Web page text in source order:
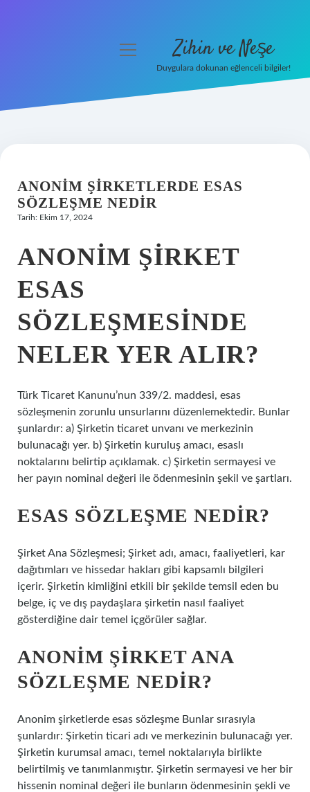
Hakkımızda
menüyü
Zihin ve Neşe
Duygulara dokunan eğlenceli bilgiler!
ANONIM ŞIRKETLERDE ESAS
SÖZLEŞME NEDIR
Tarih: Ekim 17, 2024
ANONIM ŞIRKET
ESAS
SÖZLEŞMESINDE
NELER YER ALIR?
Türk Ticaret Kanunu’nun 339/2. maddesi, esas
sözleşmenin zorunlu unsurlarını düzenlemektedir. Bunlar
şunlardır: a) Şirketin ticaret unvanı ve merkezinin
bulunacağı yer. b) Şirketin kuruluş amacı, esaslı
noktalarını belirtip açıklamak. c) Şirketin sermayesi ve
her payın nominal değeri ile ödenmesinin şekil ve şartları.
ESAS SÖZLEŞME NEDIR?
Şirket Ana Sözleşmesi; Şirket adı, amacı, faaliyetleri, kar
dağıtımları ve hissedar hakları gibi kapsamlı bilgileri
içerir. Şirketin kimliğini etkili bir şekilde temsil eden bu
belge, iç ve dış paydaşlara şirketin nasıl faaliyet
gösterdiğine dair temel içgörüler sağlar.
ANONIM ŞIRKET ANA
SÖZLEŞME NEDIR?
Anonim şirketlerde esas sözleşme Bunlar sırasıyla
şunlardır: Şirketin ticari adı ve merkezinin bulunacağı yer.
Şirketin kurumsal amacı, temel noktalarıyla birlikte
belirtilmiş ve tanımlanmıştır. Şirketin sermayesi ve her bir
hissenin nominal değeri ile bunların ödenmesinin şekli ve